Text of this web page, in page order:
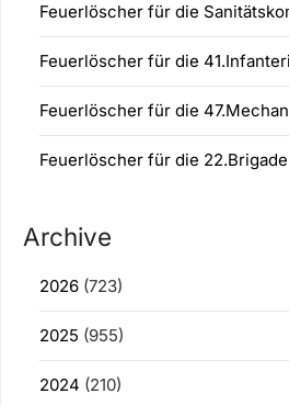
Feuerlöscher für die
Feuerlöscher für die
Feuerlöscher für die
Feuerlöscher für die 22.Brigade
Archive
2026 (723)
2025 (955)
2024 (210)